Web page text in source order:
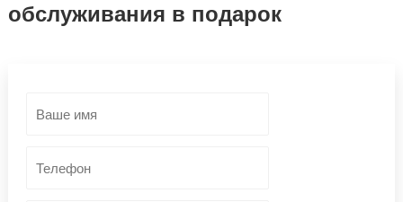
обслуживания в подарок